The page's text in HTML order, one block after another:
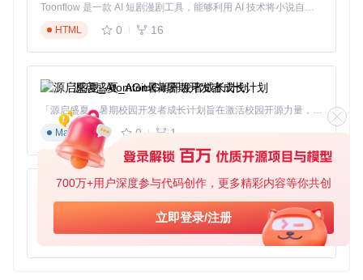
700万+用户深度参与代码创作，更多精彩内容等你共创
立即登录/注册
HideVolumeOSD采用三级拦截架构实现精准控制：首先通过
Windows Hooks技术监听系统消息队列，当检测到音量调节事
子避免驱动级操作带来的系统风险，基于事件上下文的动态决
策机制减少误拦截概率，而自定义渲染引擎则确保了提示信息
的轻量化和可定制性。整个过程响应时间控制在10ms以内，
既保证拦截效果又避免系统延迟。
进阶使用技巧：打造个性化弹窗控制方案
Toonflow 是一款 AI 短剧漫剧工具，能够利用 AI 技术将小说自动转化为剧本，并结合 AI 生成的图片和视频，实现高效的短剧创作。借助 Toonflow，可以轻松完成从文字到影像的全流程，让短剧制作变得更加智能与便捷。
HTML
0 16
源启盛夏_AtomGit暑期开发者成长计划
「源启盛夏」暑期校园开发者成长计划旨在激活校园开源力量，通过积分激励、认证扶持、资源倾斜等形式，引导高校组织和开发者完成「入驻 — 建项目 — 做贡献 — 获认证 — 得资源」的完整闭环。无论你是想带领社团入驻平台的组织者，还是希望用代码贡献证明自己的开发者，都能在这里找到属于你的成长路径。
Markdown
0 1
AionUi
免费、本地、开源的 24/7 全天候 Cowork 应用，以及适用于 Gemini CLI、Claude Code、Codex、OpenCode、Qwen Code、Goose CLI、Auggie 等的 OpenClaw | 🌟 喜欢就点star吧
TypeScript
0 6